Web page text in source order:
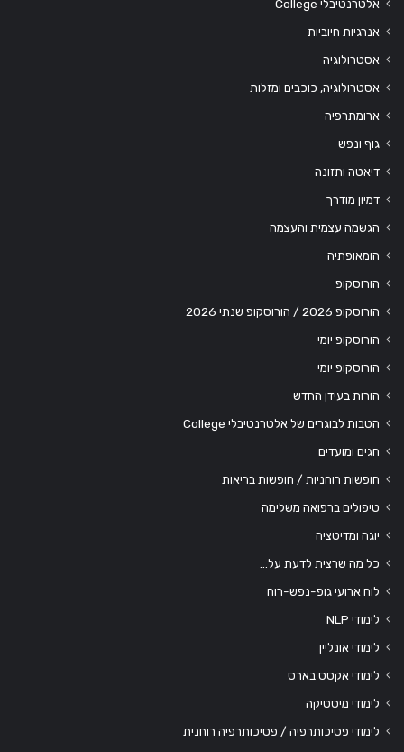
אלטרנטיבלי College
אנרגיות חיוביות
אסטרולוגיה
אסטרולוגיה, כוכבים ומזלות
ארומתרפיה
גוף ונפש
דיאטה ותזונה
דמיון מודרך
הגשמה עצמית והעצמה
הומאופתיה
הורוסקופ
הורוסקופ 2026 / הורוסקופ שנתי 2026
הורוסקופ יומי
הורוסקופ יומי
הורות בעידן החדש
הטבות לבוגרים של אלטרנטיבלי College
חגים ומועדים
חופשות רוחניות / חופשות בריאות
טיפולים ברפואה משלימה
יוגה ומדיטציה
כל מה שרצית לדעת על…
לוח ארועי גופ-נפש-רוח
לימודי NLP
לימודי אונליין
לימודי אקסס בארס
לימודי מיסטיקה
לימודי פסיכותרפיה / פסיכותרפיה רוחנית